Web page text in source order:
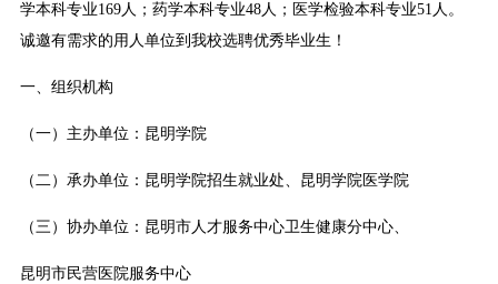
学本科专业169人；药学本科专业48人；医学检验本科专业51人。
诚邀有需求的用人单位到我校选聘优秀毕业生！
一、组织机构
（一）主办单位：昆明学院
（二）承办单位：昆明学院招生就业处、昆明学院医学院
（三）协办单位：昆明市人才服务中心卫生健康分中心、
昆明市民营医院服务中心